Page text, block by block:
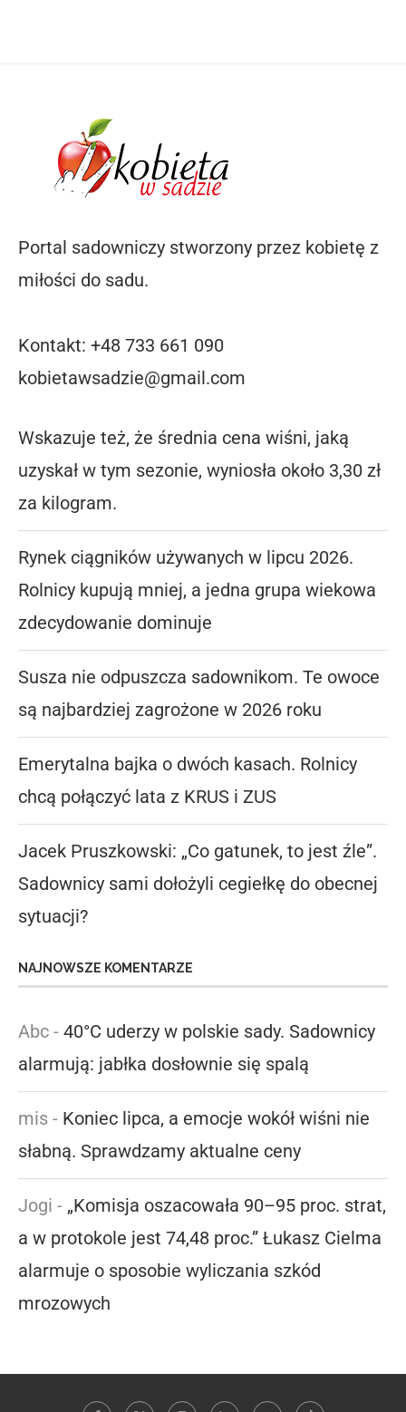
Portal sadowniczy stworzony przez kobietę z
miłości do sadu.
Kontakt: +48 733 661 090
kobietawsadzie@gmail.com
Wskazuje też, że średnia cena wiśni, jaką
uzyskał w tym sezonie, wyniosła około 3,30 zł
za kilogram.
Rynek ciągników używanych w lipcu 2026.
Rolnicy kupują mniej, a jedna grupa wiekowa
zdecydowanie dominuje
Susza nie odpuszcza sadownikom. Te owoce
są najbardziej zagrożone w 2026 roku
Emerytalna bajka o dwóch kasach. Rolnicy
chcą połączyć lata z KRUS i ZUS
Jacek Pruszkowski: „Co gatunek, to jest źle”.
Sadownicy sami dołożyli cegiełkę do obecnej
sytuacji?
NAJNOWSZE KOMENTARZE
Abc - 40°C uderzy w polskie sady. Sadownicy
alarmują: jabłka dosłownie się spalą
mis - Koniec lipca, a emocje wokół wiśni nie
słabną. Sprawdzamy aktualne ceny
Jogi - „Komisja oszacowała 90–95 proc. strat,
a w protokole jest 74,48 proc.” Łukasz Cielma
alarmuje o sposobie wyliczania szkód
mrozowych